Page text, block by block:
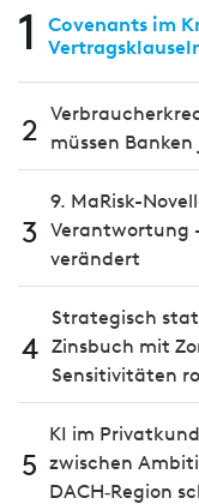
1
Covenants im
2
müssen
3
9. MaRisk-
Verantwortung
verändert
4
Strategisch
Zinsbuch mit
Sensitivitäten
5
KI im
zwischen
DACH‑Region